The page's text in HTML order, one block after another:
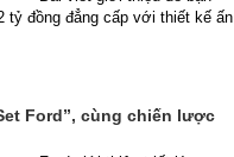
tỷ đồng đẳng cấp với thiết kế ấn
Ford”, cùng chiến lược